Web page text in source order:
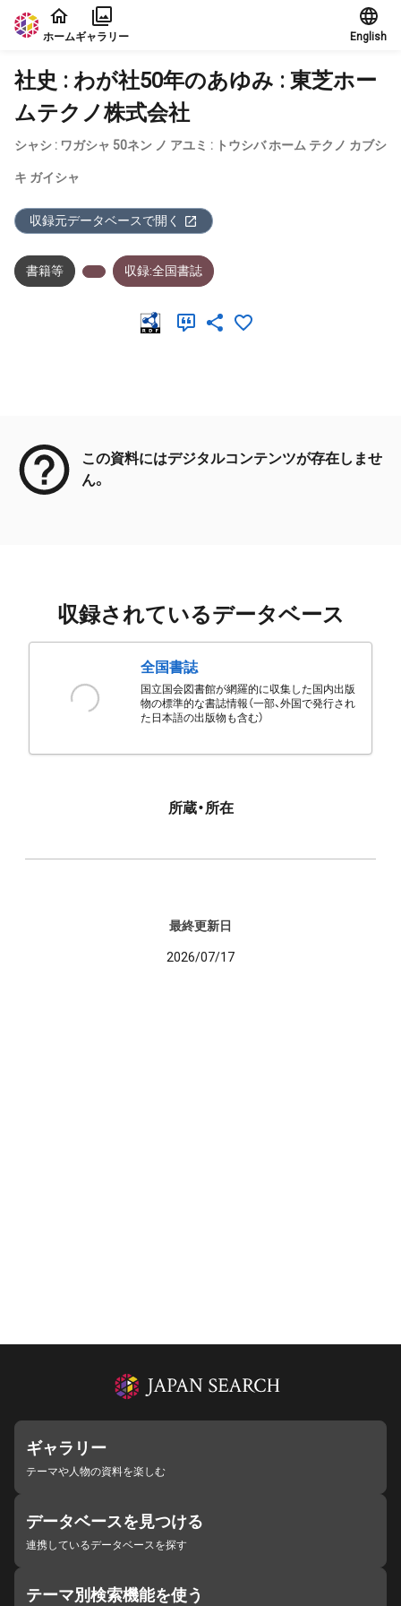
本文に飛ぶ
ホームギャラリー English
社史 : わが社50年のあゆみ : 東芝ホー
ムテクノ株式会社
シャシ : ワガシャ 50ネン ノ アユミ : トウシバ ホーム テクノ カブシ
キ ガイシャ
収録元データベースで開く
書籍等 収録:全国書誌
この資料にはデジタルコンテンツが存在しませ
ん。
収録されているデータベース
全国書誌
国立国会図書館が網羅的に収集した国内出版
物の標準的な書誌情報（一部、外国で発行され
た日本語の出版物も含む）
所蔵・所在
最終更新日
2026/07/17
ギャラリー
テーマや人物の資料を楽しむ
データベースを見つける
連携しているデータベースを探す
テーマ別検索機能を使う